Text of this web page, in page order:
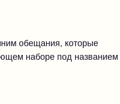
обещания, которые
наборе под названием